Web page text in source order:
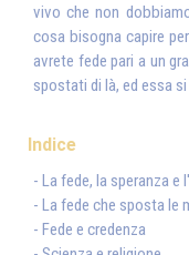
vivo che non
cosa bisogna capire
avrete fede pari a un
spostati di là, ed essa si
Indice
- La fede, la speranza e
- La fede che sposta le
- Fede e credenza